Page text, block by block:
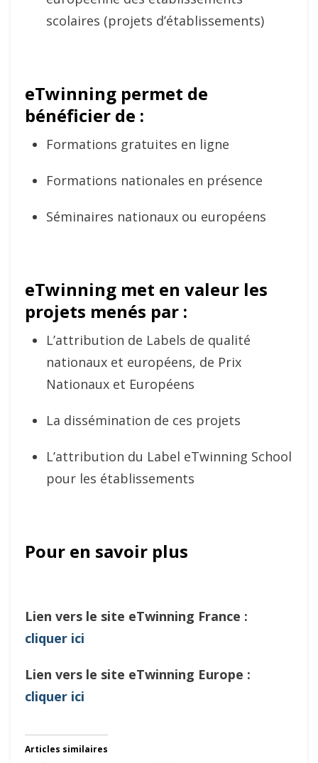
scolaires (projets d’établissements)
eTwinning permet de
bénéficier de :
Formations gratuites en ligne
Formations nationales en présence
Séminaires nationaux ou européens
eTwinning met en valeur les
projets menés par :
L’attribution de Labels de qualité
nationaux et européens, de Prix
Nationaux et Européens
La dissémination de ces projets
L’attribution du Label eTwinning School
pour les établissements
Pour en savoir plus
Lien vers le site eTwinning France :
cliquer ici
Lien vers le site eTwinning Europe :
cliquer ici
Articles similaires